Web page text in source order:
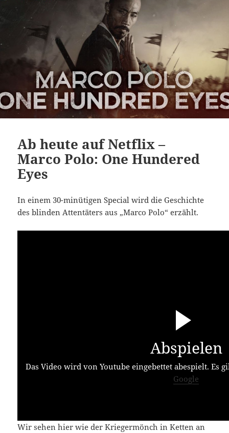
Ab heute auf Netflix –
Marco Polo: One Hundered
Eyes
In einem 30-minütigen Special wird die Geschichte
des blinden Attentäters aus „Marco Polo“ erzählt.
Abspielen
Das Video wird von Youtube eingebettet abespielt. Es
Google
Wir sehen hier wie der Kriegermönch in Ketten an